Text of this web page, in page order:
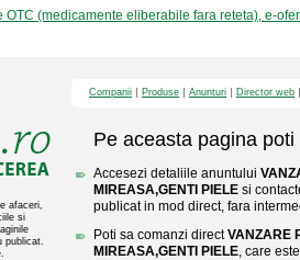
OTC (medicamente eliberabile fara reteta), e-
afaceri,
si
publicat.
Companii Produse Anunturi Director web
Pe aceasta pagina poti
Accesezi detaliile anuntului
MIREASA,GENTI PIELE si
publicat in mod direct, fara
Poti sa comanzi directVANZARE
MIREASA,GENTI PIELE, care